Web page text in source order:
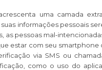
uma camada
informações pessoais
as pessoas mal-
estar com seu
via SMS ou
como o uso do